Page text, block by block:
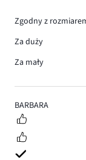
5
BARBARA
Zgodny z
Za duży
Za mały